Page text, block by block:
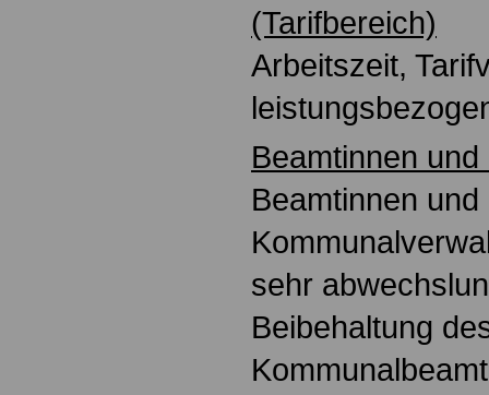
(Tarifbereich)
Arbeitszeit,
Beamtinnen
Beamtinnen
sehr
Beibehaltung